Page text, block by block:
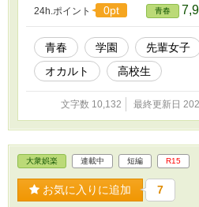
24h.ポイント 0pt 青春
青春 学園 先輩女子
オカルト
高校生
文字数 10,132 最終更新日
大衆娯楽 連載中 短編 R15
お気に入りに追加 7